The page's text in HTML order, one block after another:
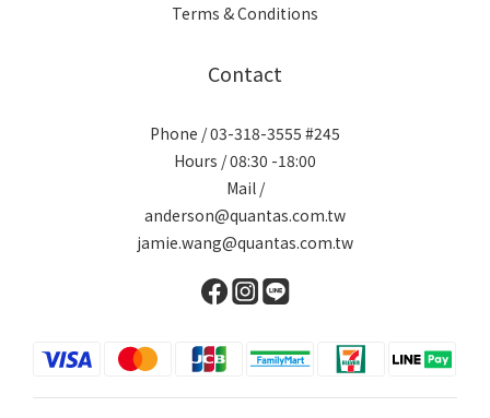
Terms & Conditions
Contact
Phone / 03-318-3555 #245
Hours / 08:30 -18:00
Mail /
anderson@quantas.com.tw
jamie.wang@quantas.com.tw